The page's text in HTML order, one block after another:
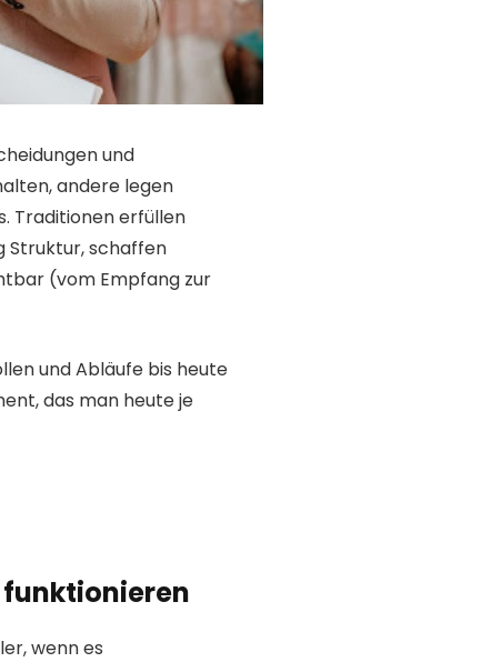
und
andere legen
Traditionen erfüllen
Struktur, schaffen
(vom Empfang zur
und Abläufe bis heute
das man heute je
wenn es